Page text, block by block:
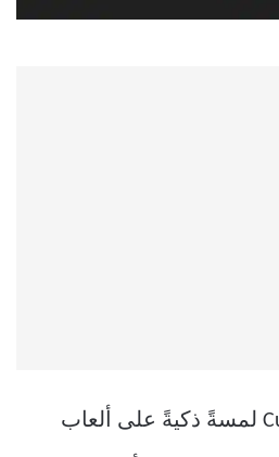
تُضفي لعبة Cube Surfer لمسةً ذكيةً على ألعاب